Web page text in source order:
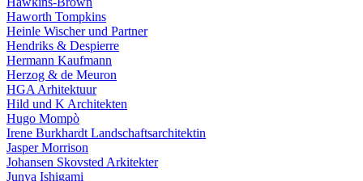
Haworth Tompkins
Heinle Wischer und Partner
Hendriks & Despierre
Hermann Kaufmann
Herzog & de Meuron
HGA Arhitektuur
Hild und K Architekten
Hugo Mompò
Irene Burkhardt Landschaftsarchitektin
Jasper Morrison
Johansen Skovsted Arkitekter
Junya Ishigami